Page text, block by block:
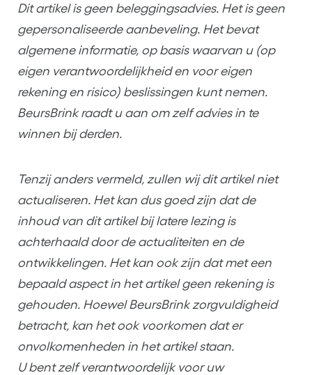
Dit artikel is geen beleggingsadvies. Het is geen
gepersonaliseerde aanbeveling. Het bevat
algemene informatie, op basis waarvan u (op
eigen verantwoordelijkheid en voor eigen
rekening en risico) beslissingen kunt nemen.
BeursBrink raadt u aan om zelf advies in te
winnen bij derden.
Tenzij anders vermeld, zullen wij dit artikel niet
actualiseren. Het kan dus goed zijn dat de
inhoud van dit artikel bij latere lezing is
achterhaald door de actualiteiten en de
ontwikkelingen. Het kan ook zijn dat met een
bepaald aspect in het artikel geen rekening is
gehouden. Hoewel BeursBrink zorgvuldigheid
betracht, kan het ook voorkomen dat er
onvolkomenheden in het artikel staan.
U bent zelf verantwoordelijk voor uw